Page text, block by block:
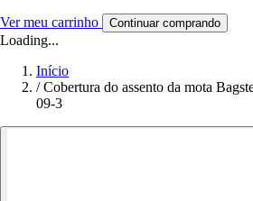
Ver meu carrinho Continuar comprando
Loading...
Início
/ Cobertura do assento da mota
09-3